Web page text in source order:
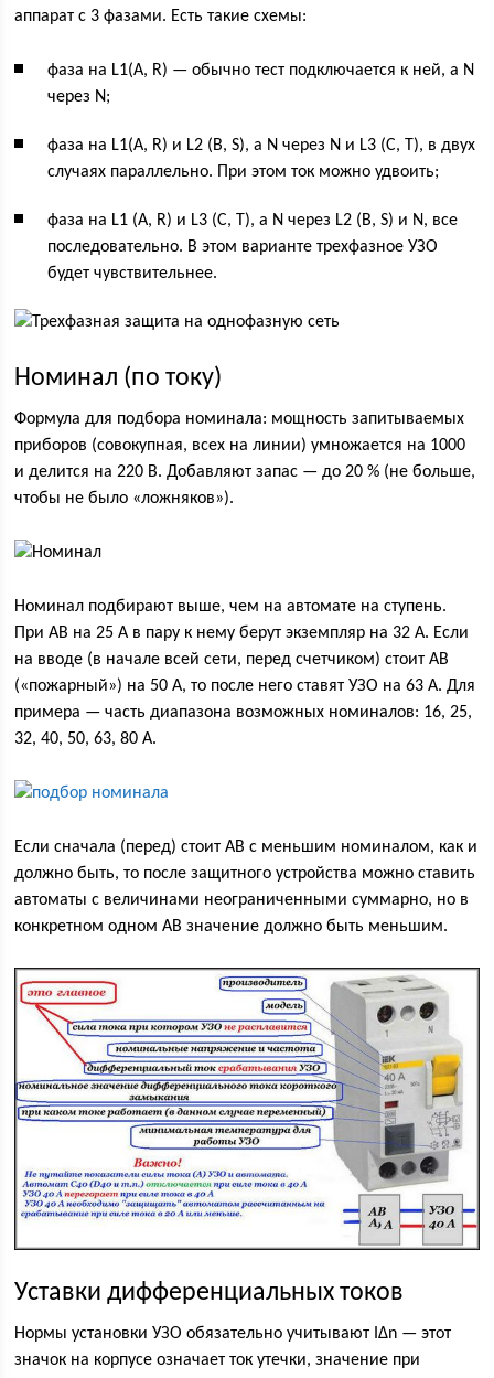
аппарат с 3 фазами. Есть такие схемы:
фаза на L1(A, R) — обычно тест подключается к ней, а N
через N;
фаза на L1(A, R) и L2 (В, S), а N через N и L3 (C, T), в двух
случаях параллельно. При этом ток можно удвоить;
фаза на L1 (A, R) и L3 (C, T), а N через L2 (В, S) и N, все
последовательно. В этом варианте трехфазное УЗО
будет чувствительнее.
Номинал (по току)
Формула для подбора номинала: мощность запитываемых
приборов (совокупная, всех на линии) умножается на 1000
и делится на 220 В. Добавляют запас — до 20 % (не больше,
чтобы не было «ложняков»).
Номинал подбирают выше, чем на автомате на ступень.
При АВ на 25 А в пару к нему берут экземпляр на 32 А. Если
на вводе (в начале всей сети, перед счетчиком) стоит АВ
(«пожарный») на 50 А, то после него ставят УЗО на 63 А. Для
примера — часть диапазона возможных номиналов: 16, 25,
32, 40, 50, 63, 80 А.
Если сначала (перед) стоит АВ с меньшим номиналом, как и
должно быть, то после защитного устройства можно ставить
автоматы с величинами неограниченными суммарно, но в
конкретном одном АВ значение должно быть меньшим.
Уставки дифференциальных токов
Нормы установки УЗО обязательно учитывают I∆n — этот
значок на корпусе означает ток утечки, значение при